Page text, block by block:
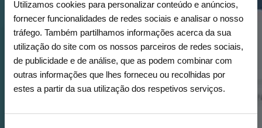
Utilizamos cookies para personalizar conteúdo e anúncios,
fornecer funcionalidades de redes sociais e analisar o nosso
tráfego. Também partilhamos informações acerca da sua
utilização do site com os nossos parceiros de redes sociais,
de publicidade e de análise, que as podem combinar com
outras informações que lhes forneceu ou recolhidas por
estes a partir da sua utilização dos respetivos serviços.
aApp REN Investidores
Descarregar Android
Descarregar IOS